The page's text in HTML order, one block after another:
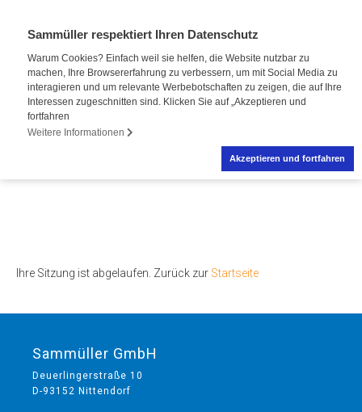
Sammüller respektiert Ihren Datenschutz
Warum Cookies? Einfach weil sie helfen, die Website nutzbar zu
machen, Ihre Browsererfahrung zu verbessern, um mit Social Media zu
interagieren und um relevante Werbebotschaften zu zeigen, die auf Ihre
Interessen zugeschnitten sind. Klicken Sie auf „Akzeptieren und
fortfahren
Weitere Informationen
Akzeptieren und fortfahren
Ihre Sitzung ist abgelaufen. Zurück zur Startseite
Sammüller GmbH
Deuerlingerstraße 10
D-93152 Nittendorf